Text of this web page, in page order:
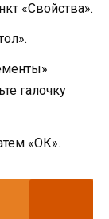
«Свойства».
галочку
«ОК».